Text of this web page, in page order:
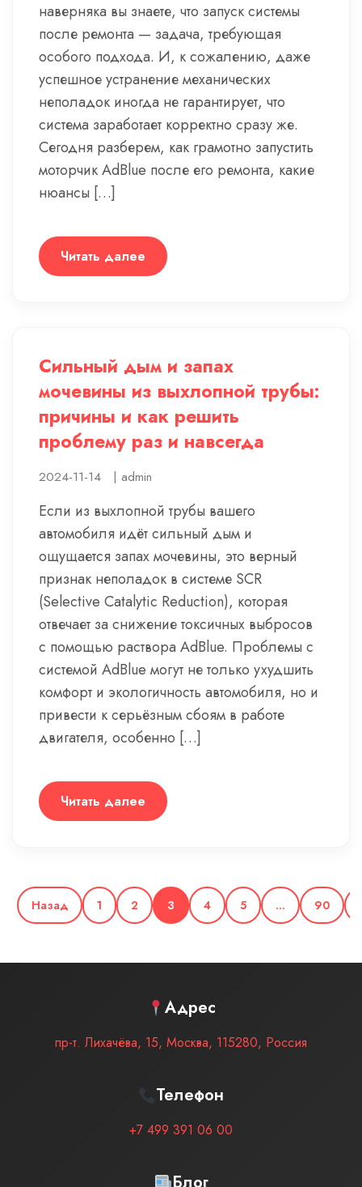
наверняка вы знаете, что запуск системы
после ремонта — задача, требующая
особого подхода. И, к сожалению, даже
успешное устранение механических
неполадок иногда не гарантирует, что
система заработает корректно сразу же.
Сегодня разберем, как грамотно запустить
моторчик AdBlue после его ремонта, какие
нюансы […]
Читать далее
Сильный дым и запах
мочевины из выхлопной трубы:
причины и как решить
проблему раз и навсегда
2024-11-14 | admin
Если из выхлопной трубы вашего
автомобиля идёт сильный дым и
ощущается запах мочевины, это верный
признак неполадок в системе SCR
(Selective Catalytic Reduction), которая
отвечает за снижение токсичных выбросов
с помощью раствора AdBlue. Проблемы с
системой AdBlue могут не только ухудшить
комфорт и экологичность автомобиля, но и
привести к серьёзным сбоям в работе
двигателя, особенно […]
Читать далее
Назад 1 2 3 4 5 … 90
Адрес
пр-т. Лихачёва, 15, Москва, 115280, Россия
Телефон
+7 499 391 06 00